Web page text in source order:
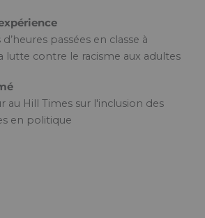
passées en classe à
lutte contre le racisme aux adultes
au Hill Times sur l'inclusion des
en politique